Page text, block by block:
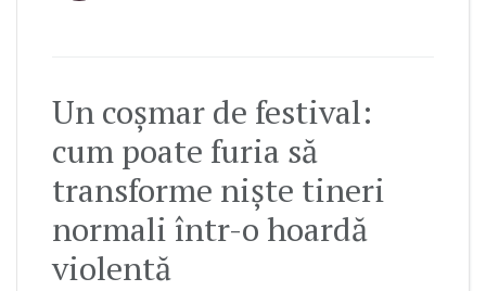
Un coșmar de festival:
cum poate furia să
transforme niște tineri
normali într-o hoardă
violentă